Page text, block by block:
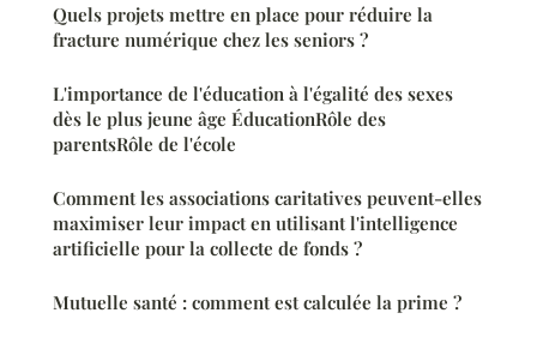
Quels projets mettre en place pour réduire la
fracture numérique chez les seniors ?
L'importance de l'éducation à l'égalité des sexes
dès le plus jeune âge ÉducationRôle des
parentsRôle de l'école
Comment les associations caritatives peuvent-elles
maximiser leur impact en utilisant l'intelligence
artificielle pour la collecte de fonds ?
Mutuelle santé : comment est calculée la prime ?